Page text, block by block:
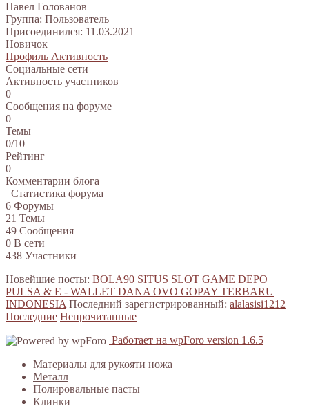
Павел Голованов
Группа: Пользователь
Присоединился: 11.03.2021
Новичок
Профиль Активность
Социальные сети
Активность участников
0
Сообщения на форуме
0
Темы
0/10
Рейтинг
0
Комментарии блога
Статистика форума
6 Форумы
21 Темы
49 Сообщения
0 В сети
438 Участники
Новейшие посты: BOLA90 SITUS SLOT GAME DEPO
PULSA & E - WALLET DANA OVO GOPAY TERBARU
INDONESIA Последний зарегистрированный: alalasisi1212
Последние Непрочитанные
Работает на wpForo version 1.6.5
Материалы для рукояти ножа
Металл
Полировальные пасты
Клинки